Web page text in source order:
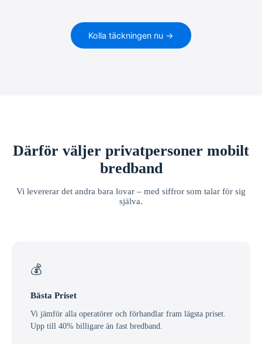
Kolla täckningen nu →
Därför väljer privatpersoner mobilt
bredband
Vi levererar det andra bara lovar – med siffror som talar för sig
själva.
💰
Bästa Priset
Vi jämför alla operatörer och förhandlar fram lägsta priset.
Upp till 40% billigare än fast bredband.